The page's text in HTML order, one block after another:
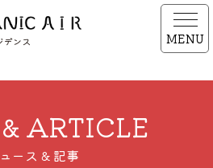
デンス MENU
ARTICLE
ース & 記事